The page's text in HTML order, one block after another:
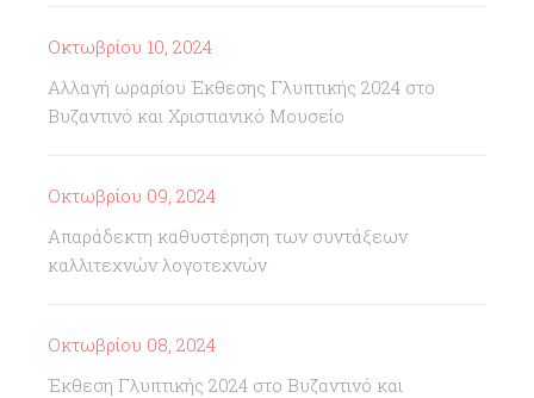
Οκτωβρίου 10, 2024
Αλλαγή ωραρίου Έκθεσης Γλυπτικής 2024 στο
Βυζαντινό και Χριστιανικό Μουσείο
Οκτωβρίου 09, 2024
Απαράδεκτη καθυστέρηση των συντάξεων
καλλιτεχνών λογοτεχνών
Οκτωβρίου 08, 2024
Έκθεση Γλυπτικής 2024 στο Βυζαντινό και